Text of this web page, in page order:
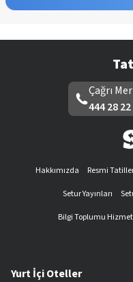
Çağrı
444 28 22
Hakkımızda Resmi
Setur Yayınları
Bilgi Toplumu
Yurt İçi Oteller